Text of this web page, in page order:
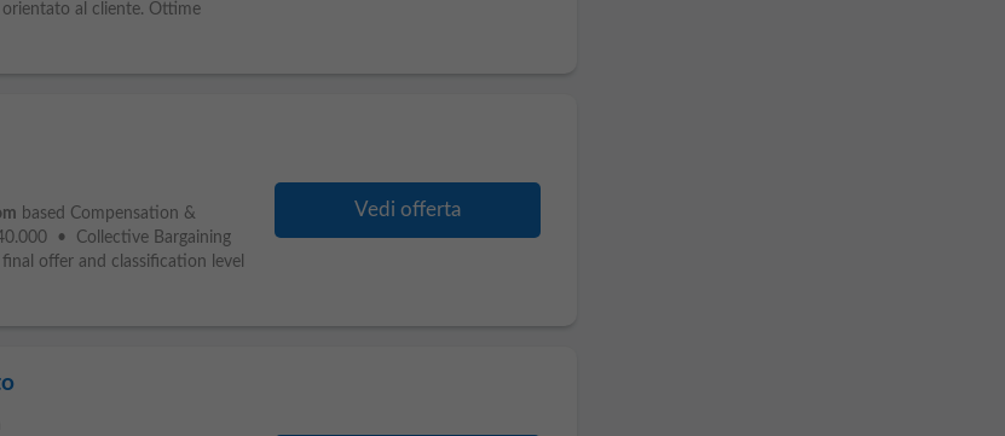
al cliente. Ottime
based Compensation &
• Collective Bargaining
offer and classification level
Vedi offerta